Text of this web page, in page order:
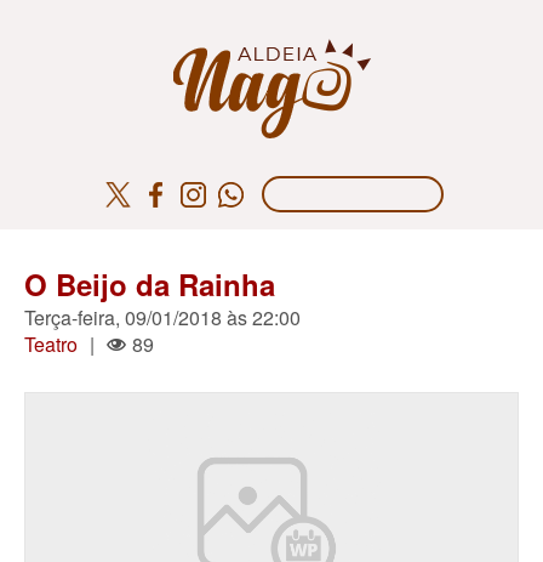
O Beijo da Rainha
Terça-feira, 09/01/2018 às 22:00
Teatro | 89